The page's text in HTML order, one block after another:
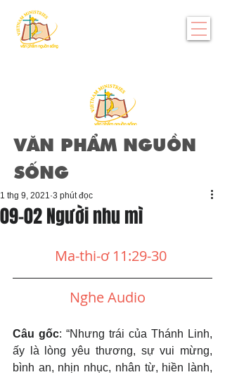
VĂN PHẨM NGUỒN
SỐNG
09-02 Người nhu mì
1 thg 9, 2021 3 phút đọc
Ma-thi-ơ 11:29-30
Nghe Audio
Câu gốc: “Nhưng trái của Thánh Linh,
ấy là lòng yêu thương, sự vui mừng,
bình an, nhịn nhục, nhân từ, hiền lành,